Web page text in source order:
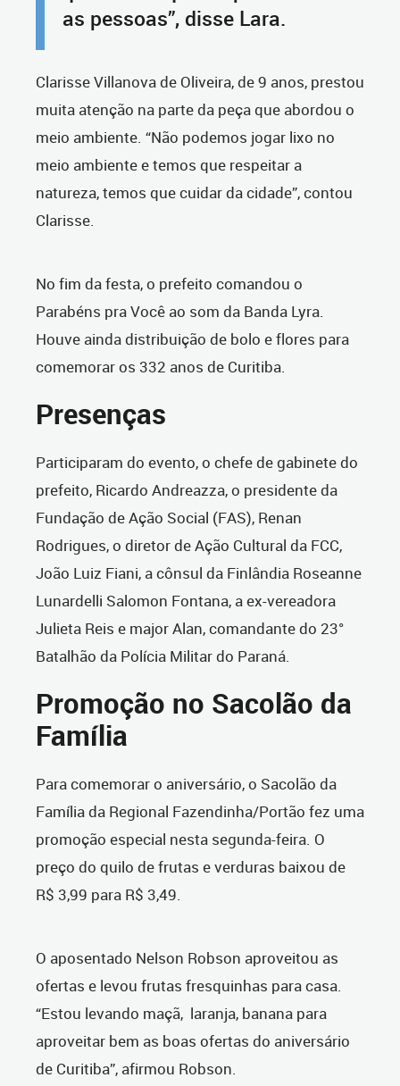
as pessoas”, disse Lara.
Clarisse Villanova de Oliveira, de 9 anos, prestou
muita atenção na parte da peça que abordou o
meio ambiente. “Não podemos jogar lixo no
meio ambiente e temos que respeitar a
natureza, temos que cuidar da cidade”, contou
Clarisse.
No fim da festa, o prefeito comandou o
Parabéns pra Você ao som da Banda Lyra.
Houve ainda distribuição de bolo e flores para
comemorar os 332 anos de Curitiba.
Presenças
Participaram do evento, o chefe de gabinete do
prefeito, Ricardo Andreazza, o presidente da
Fundação de Ação Social (FAS), Renan
Rodrigues, o diretor de Ação Cultural da FCC,
João Luiz Fiani, a cônsul da Finlândia Roseanne
Lunardelli Salomon Fontana, a ex-vereadora
Julieta Reis e major Alan, comandante do 23°
Batalhão da Polícia Militar do Paraná.
Promoção no Sacolão da
Família
Para comemorar o aniversário, o Sacolão da
Família da Regional Fazendinha/Portão fez uma
promoção especial nesta segunda-feira. O
preço do quilo de frutas e verduras baixou de
R$ 3,99 para R$ 3,49.
O aposentado Nelson Robson aproveitou as
ofertas e levou frutas fresquinhas para casa.
“Estou levando maçã, laranja, banana para
aproveitar bem as boas ofertas do aniversário
de Curitiba”, afirmou Robson.